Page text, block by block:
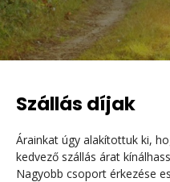
Szállás díjak
Árainkat úgy alakítottuk ki,
kedvező szállás árat
Nagyobb csoport érkezése